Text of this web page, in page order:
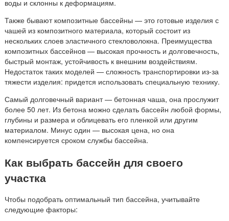
воды и склонны к деформациям.
Также бывают композитные бассейны — это готовые изделия с
чашей из композитного материала, который состоит из
нескольких слоев эластичного стекловолокна. Преимущества
композитных бассейнов — высокая прочность и долговечность,
быстрый монтаж, устойчивость к внешним воздействиям.
Недостаток таких моделей — сложность транспортировки из-за
тяжести изделия: придется использовать специальную технику.
Самый долговечный вариант — бетонная чаша, она прослужит
более 50 лет. Из бетона можно сделать бассейн любой формы,
глубины и размера и облицевать его пленкой или другим
материалом. Минус один — высокая цена, но она
компенсируется сроком службы бассейна.
Как выбрать бассейн для своего
участка
Чтобы подобрать оптимальный тип бассейна, учитывайте
следующие факторы: